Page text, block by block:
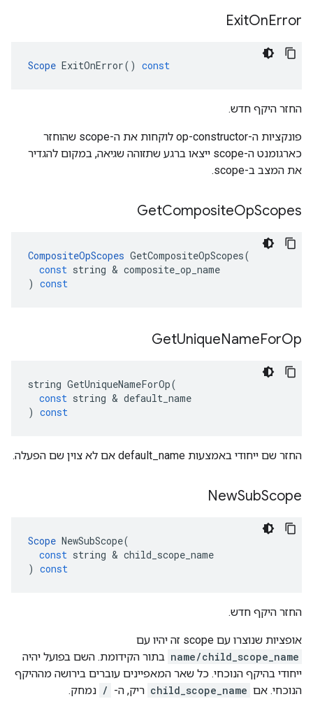
ExitOnError
Scope ExitOnError() const
החזר היקף חדש.
פונקציות ה-op-constructor לוקחות את ה-scope שהוחזר
כארגומנט ה-scope ייצאו ברגע שתזוהה שגיאה, במקום להגדיר
את המצב ב-scope.
GetCompositeOpScopes
CompositeOpScopes GetCompositeOpScopes(
const string & composite_op_name
) const
GetUniqueNameForOp
string GetUniqueNameForOp(
const string & default_name
) const
החזר שם ייחודי באמצעות default_name אם לא צוין שם הפעלה.
NewSubScope
Scope NewSubScope(
const string & child_scope_name
) const
החזר היקף חדש.
אופציות שנוצרו עם scope זה יהיו עם
name/child_scope_name בתור הקידומת. השם בפועל יהיה
ייחודי בהיקף הנוכחי. כל שאר המאפיינים עוברים בירושה מההיקף
הנוכחי. אם child_scope_name ריק, ה- / נמחק.